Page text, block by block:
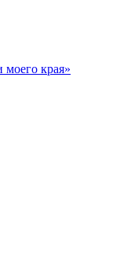
края»